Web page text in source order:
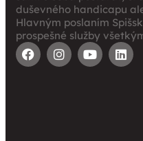
duševného handicapu
Hlavným poslaním
prospešné služby